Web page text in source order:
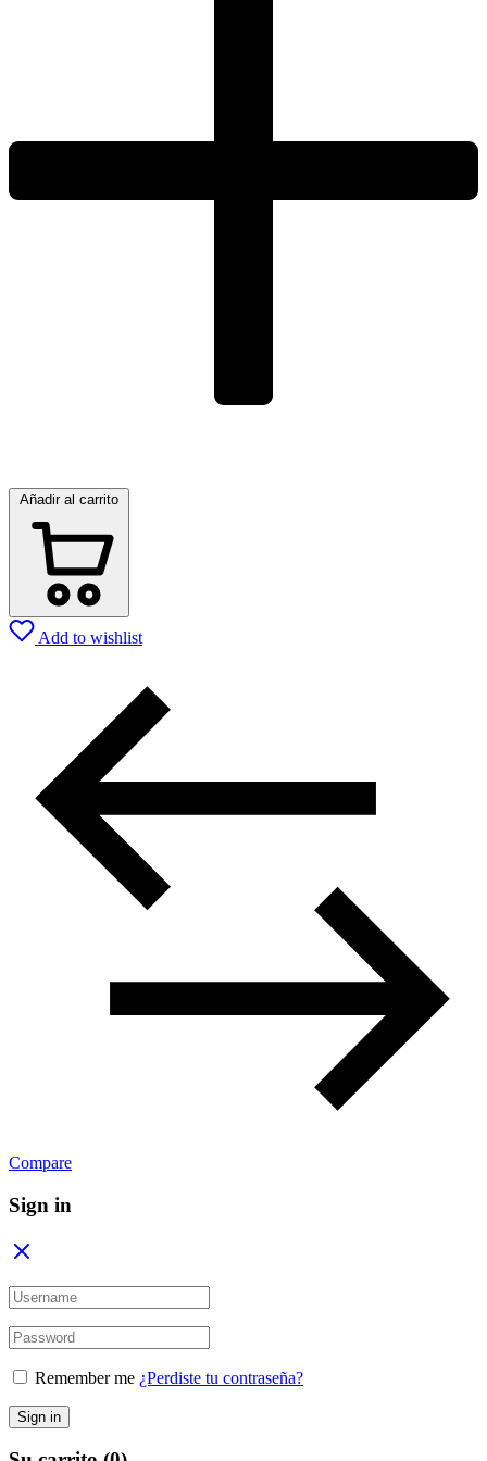
Añadir al carrito
Add to wishlist
Compare
Sign in
Remember me ¿Perdiste tu contraseña?
Sign in